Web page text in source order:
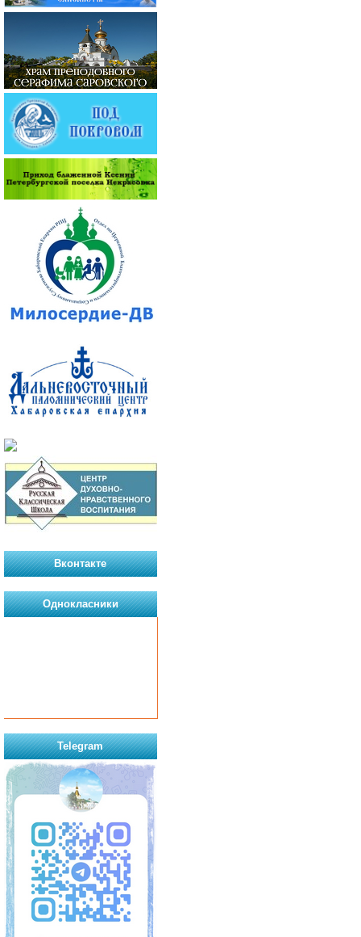
Вконтакте
Однокласники
Telegram